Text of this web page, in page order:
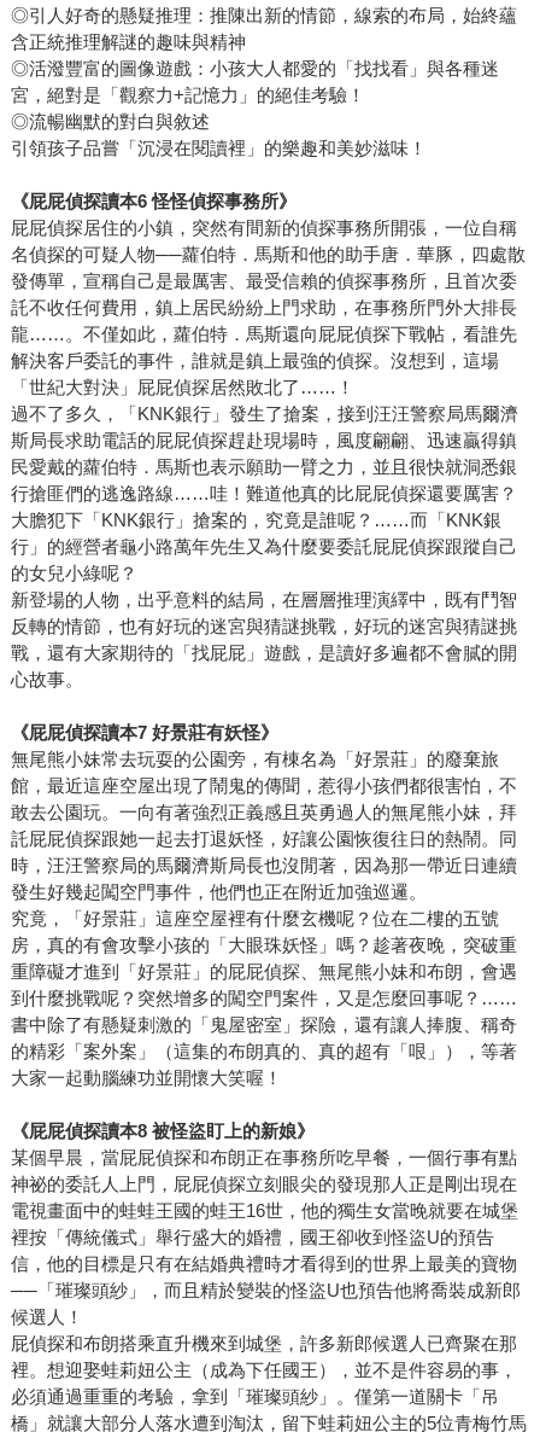
◎引人好奇的懸疑推理：推陳出新的情節，線索的布局，始終蘊
含正統推理解謎的趣味與精神
◎活潑豐富的圖像遊戲：小孩大人都愛的「找找看」與各種迷
宮，絕對是「觀察力+記憶力」的絕佳考驗！
◎流暢幽默的對白與敘述
引領孩子品嘗「沉浸在閱讀裡」的樂趣和美妙滋味！
《屁屁偵探讀本6 怪怪偵探事務所》
屁屁偵探居住的小鎮，突然有間新的偵探事務所開張，一位自稱
名偵探的可疑人物──蘿伯特．馬斯和他的助手唐．華豚，四處散
發傳單，宣稱自己是最厲害、最受信賴的偵探事務所，且首次委
託不收任何費用，鎮上居民紛紛上門求助，在事務所門外大排長
龍……。不僅如此，蘿伯特．馬斯還向屁屁偵探下戰帖，看誰先
解決客戶委託的事件，誰就是鎮上最強的偵探。沒想到，這場
「世紀大對決」屁屁偵探居然敗北了……！
過不了多久，「KNK銀行」發生了搶案，接到汪汪警察局馬爾濟
斯局長求助電話的屁屁偵探趕赴現場時，風度翩翩、迅速贏得鎮
民愛戴的蘿伯特．馬斯也表示願助一臂之力，並且很快就洞悉銀
行搶匪們的逃逸路線……哇！難道他真的比屁屁偵探還要厲害？
大膽犯下「KNK銀行」搶案的，究竟是誰呢？……而「KNK銀
行」的經營者龜小路萬年先生又為什麼要委託屁屁偵探跟蹤自己
的女兒小綠呢？
新登場的人物，出乎意料的結局，在層層推理演繹中，既有鬥智
反轉的情節，也有好玩的迷宮與猜謎挑戰，好玩的迷宮與猜謎挑
戰，還有大家期待的「找屁屁」遊戲，是讀好多遍都不會膩的開
心故事。
《屁屁偵探讀本7 好景莊有妖怪》
無尾熊小妹常去玩耍的公園旁，有棟名為「好景莊」的廢棄旅
館，最近這座空屋出現了鬧鬼的傳聞，惹得小孩們都很害怕，不
敢去公園玩。一向有著強烈正義感且英勇過人的無尾熊小妹，拜
託屁屁偵探跟她一起去打退妖怪，好讓公園恢復往日的熱鬧。同
時，汪汪警察局的馬爾濟斯局長也沒閒著，因為那一帶近日連續
發生好幾起闖空門事件，他們也正在附近加強巡邏。
究竟，「好景莊」這座空屋裡有什麼玄機呢？位在二樓的五號
房，真的有會攻擊小孩的「大眼珠妖怪」嗎？趁著夜晚，突破重
重障礙才進到「好景莊」的屁屁偵探、無尾熊小妹和布朗，會遇
到什麼挑戰呢？突然增多的闖空門案件，又是怎麼回事呢？……
書中除了有懸疑刺激的「鬼屋密室」探險，還有讓人捧腹、稱奇
的精彩「案外案」（這集的布朗真的、真的超有「哏」），等著
大家一起動腦練功並開懷大笑喔！
《屁屁偵探讀本8 被怪盜盯上的新娘》
某個早晨，當屁屁偵探和布朗正在事務所吃早餐，一個行事有點
神祕的委託人上門，屁屁偵探立刻眼尖的發現那人正是剛出現在
電視畫面中的蛙蛙王國的蛙王16世，他的獨生女當晚就要在城堡
裡按「傳統儀式」舉行盛大的婚禮，國王卻收到怪盜U的預告
信，他的目標是只有在結婚典禮時才看得到的世界上最美的寶物
──「璀璨頭紗」，而且精於變裝的怪盜U也預告他將喬裝成新郎
候選人！
屁偵探和布朗搭乘直升機來到城堡，許多新郎候選人已齊聚在那
裡。想迎娶蛙莉妞公主（成為下任國王），並不是件容易的事，
必須通過重重的考驗，拿到「璀璨頭紗」。僅第一道關卡「吊
橋」就讓大部分人落水遭到淘汰，留下蛙莉妞公主的5位青梅竹馬